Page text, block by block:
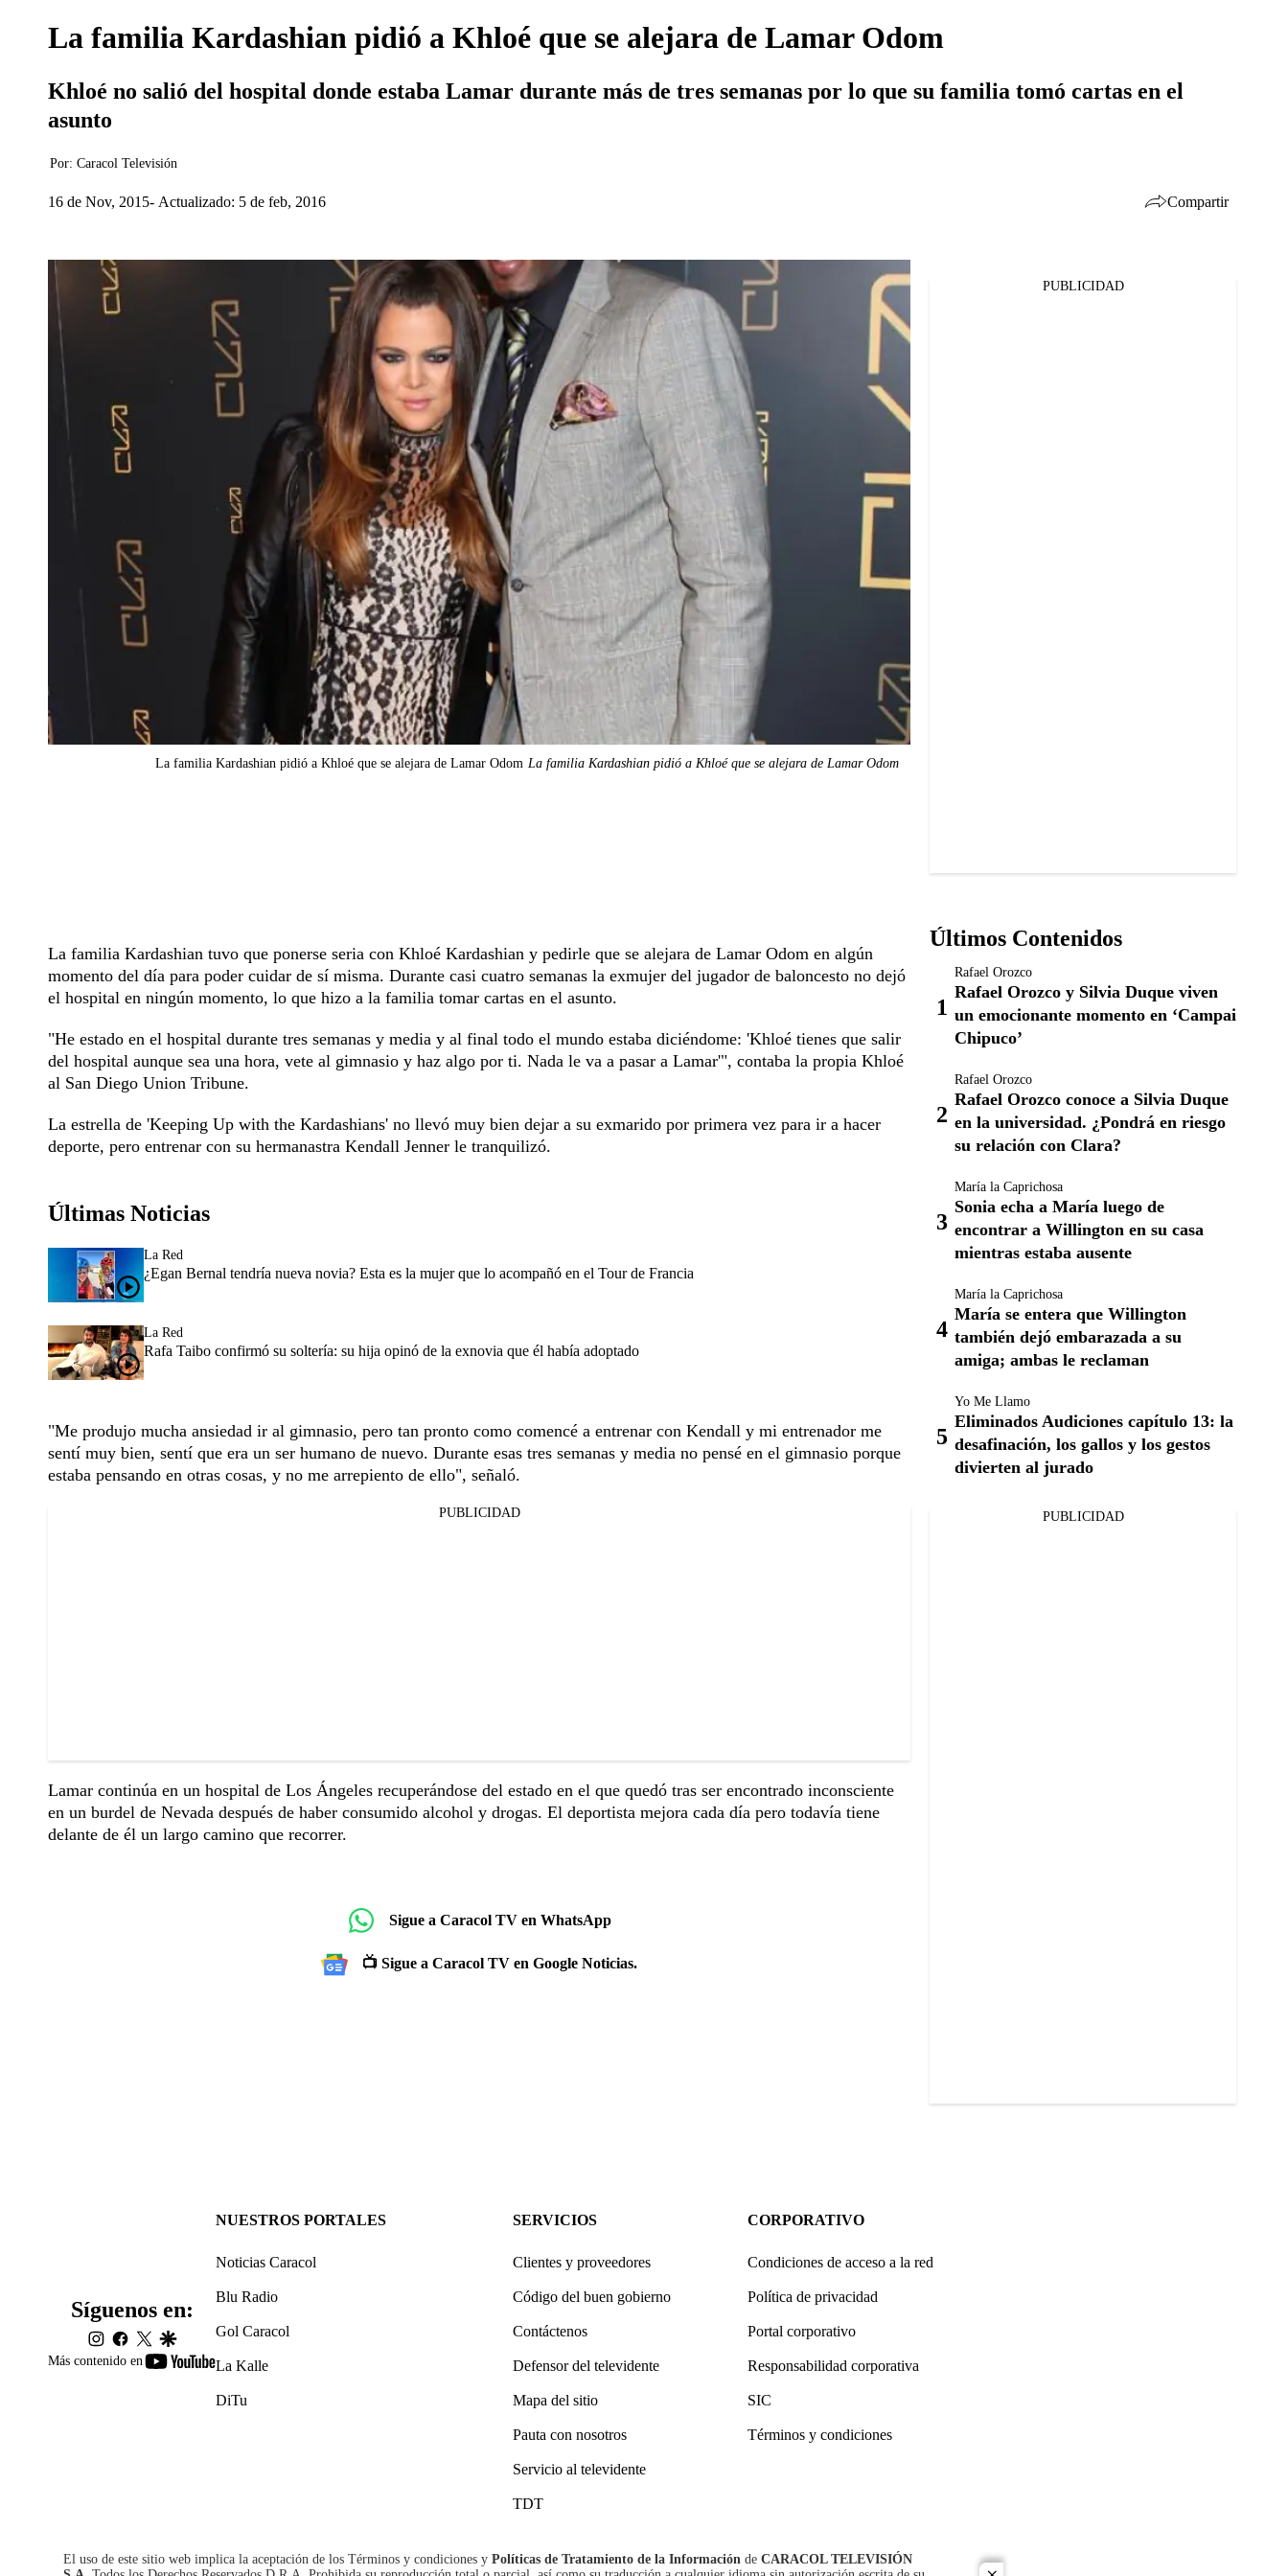
La familia Kardashian pidió a Khloé que se alejara de Lamar Odom
Khloé no salió del hospital donde estaba Lamar durante más de tres semanas por lo que su familia tomó cartas en el
asunto
Por: Caracol Televisión
16 de Nov, 2015 Actualizado: 5 de feb, 2016 Compartir
Twitter
Whatsapp
La familia Kardashian pidió a Khloé que se alejara de Lamar Odom La familia Kardashian pidió a Khloé que se alejara de Lamar Odom
La familia Kardashian tuvo que ponerse seria con Khloé Kardashian y pedirle que se alejara de Lamar Odom en algún
momento del día para poder cuidar de sí misma. Durante casi cuatro semanas la exmujer del jugador de baloncesto no dejó
el hospital en ningún momento, lo que hizo a la familia tomar cartas en el asunto.
"He estado en el hospital durante tres semanas y media y al final todo el mundo estaba diciéndome: 'Khloé tienes que salir
del hospital aunque sea una hora, vete al gimnasio y haz algo por ti. Nada le va a pasar a Lamar'", contaba la propia Khloé
al San Diego Union Tribune.
La estrella de 'Keeping Up with the Kardashians' no llevó muy bien dejar a su exmarido por primera vez para ir a hacer
deporte, pero entrenar con su hermanastra Kendall Jenner le tranquilizó.
Últimas Noticias
La Red
¿Egan Bernal tendría nueva novia? Esta es la mujer que lo acompañó en el Tour de Francia
La Red
Rafa Taibo confirmó su soltería: su hija opinó de la exnovia que él había adoptado
"Me produjo mucha ansiedad ir al gimnasio, pero tan pronto como comencé a entrenar con Kendall y mi entrenador me
sentí muy bien, sentí que era un ser humano de nuevo. Durante esas tres semanas y media no pensé en el gimnasio porque
estaba pensando en otras cosas, y no me arrepiento de ello", señaló.
PUBLICIDAD
Lamar continúa en un hospital de Los Ángeles recuperándose del estado en el que quedó tras ser encontrado inconsciente
en un burdel de Nevada después de haber consumido alcohol y drogas. El deportista mejora cada día pero todavía tiene
delante de él un largo camino que recorrer.
Sigue a Caracol TV en WhatsApp
📺 Sigue a Caracol TV en Google Noticias.
PUBLICIDAD
Últimos Contenidos
Rafael Orozco
Rafael Orozco y Silvia Duque viven
un emocionante momento en ‘Campai
Chipuco’
Rafael Orozco
Rafael Orozco conoce a Silvia Duque
en la universidad. ¿Pondrá en riesgo
su relación con Clara?
María la Caprichosa
Sonia echa a María luego de
encontrar a Willington en su casa
mientras estaba ausente
María la Caprichosa
María se entera que Willington
también dejó embarazada a su
amiga; ambas le reclaman
Yo Me Llamo
Eliminados Audiciones capítulo 13: la
desafinación, los gallos y los gestos
divierten al jurado
PUBLICIDAD
Más contenido en
youtube-
Síguenos en:
instagram
facebook
twittergoogle
NUESTROS PORTALES
Noticias Caracol
Blu Radio
Gol Caracol
La Kalle
DiTu
SERVICIOS
Clientes y proveedores
Código del buen gobierno
Contáctenos
Defensor del televidente
Mapa del sitio
Pauta con nosotros
Servicio al televidente
TDT
CORPORATIVO
Condiciones de acceso a la red
Política de privacidad
Portal corporativo
Responsabilidad corporativa
SIC
Términos y condiciones
El uso de este sitio web implica la aceptación de los Términos y condiciones y Políticas de Tratamiento de la Información de CARACOL TELEVISIÓN